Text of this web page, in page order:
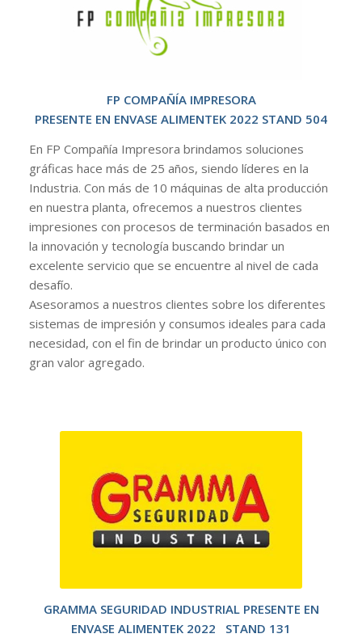
FP COMPAÑÍA IMPRESORA
PRESENTE EN ENVASE ALIMENTEK 2022 STAND 504
En FP Compañía Impresora brindamos soluciones
gráficas hace más de 25 años, siendo líderes en la
Industria. Con más de 10 máquinas de alta producción
en nuestra planta, ofrecemos a nuestros clientes
impresiones con procesos de terminación basados en
la innovación y tecnología buscando brindar un
excelente servicio que se encuentre al nivel de cada
desafío.
Asesoramos a nuestros clientes sobre los diferentes
sistemas de impresión y consumos ideales para cada
necesidad, con el fin de brindar un producto único con
gran valor agregado.
GRAMMA SEGURIDAD INDUSTRIAL PRESENTE EN
ENVASE ALIMENTEK 2022 STAND 131